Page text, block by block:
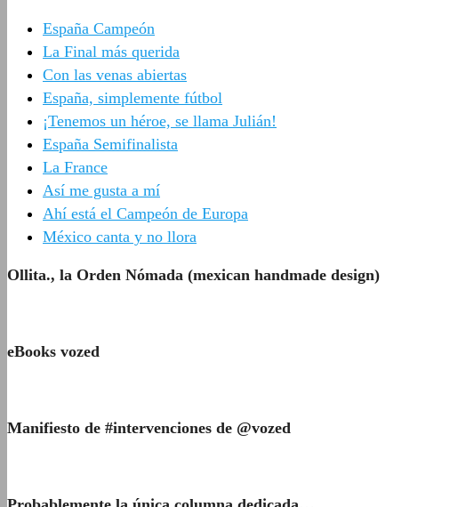
España Campeón
La Final más querida
Con las venas abiertas
España, simplemente fútbol
¡Tenemos un héroe, se llama Julián!
España Semifinalista
La France
Así me gusta a mí
Ahí está el Campeón de Europa
México canta y no llora
Ollita., la Orden Nómada (mexican handmade design)
eBooks vozed
Manifiesto de #intervenciones de @vozed